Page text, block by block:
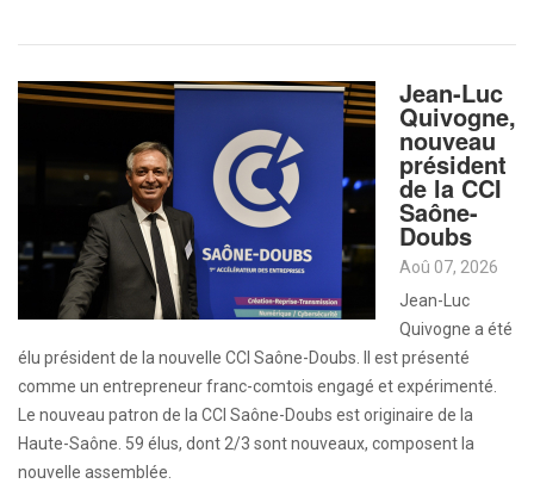
Jean-Luc
Quivogne,
nouveau
président
de la CCI
Saône-
Doubs
Aoû 07, 2026
Jean-Luc
Quivogne a été
élu président de la nouvelle CCI Saône-Doubs. Il est présenté
comme un entrepreneur franc-comtois engagé et expérimenté.
Le nouveau patron de la CCI Saône-Doubs est originaire de la
Haute-Saône. 59 élus, dont 2/3 sont nouveaux, composent la
nouvelle assemblée.